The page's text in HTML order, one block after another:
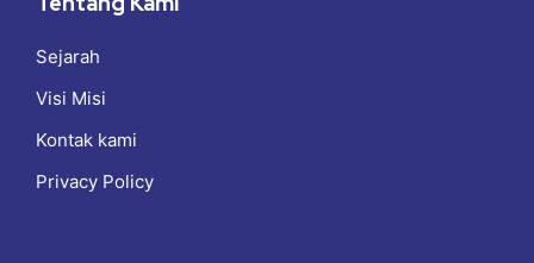
Sejarah
Visi Misi
Kontak kami
Privacy Policy